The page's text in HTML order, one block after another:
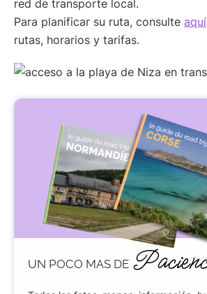
red de transporte local.
Para planificar su ruta, consulte aquí
rutas, horarios y tarifas.
UN POCO MAS DE